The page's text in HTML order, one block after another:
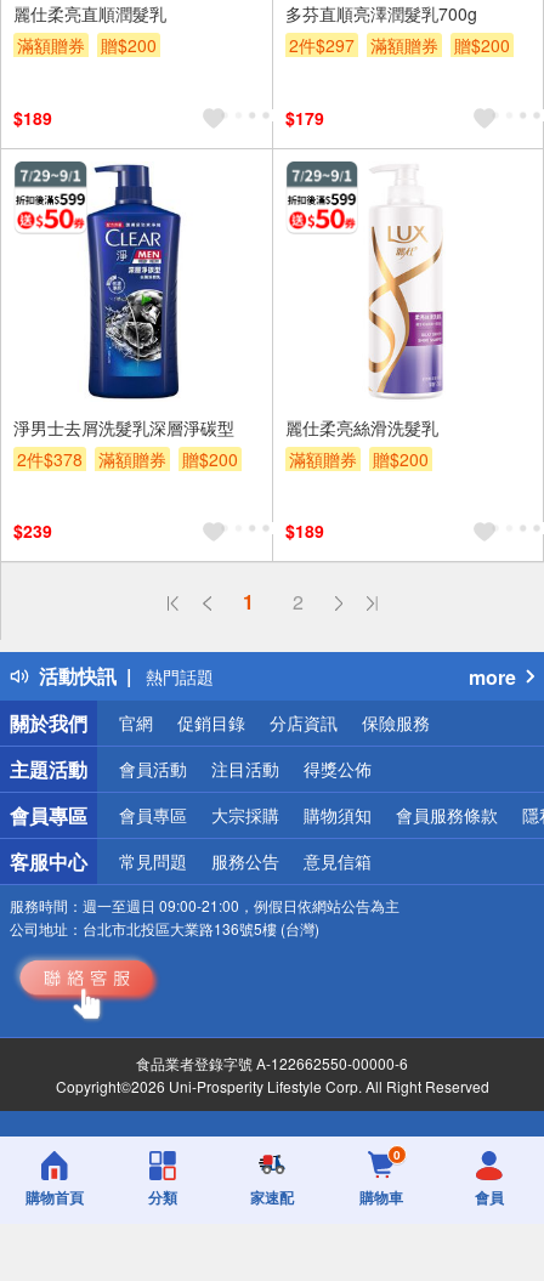
麗仕柔亮直順潤髮乳
滿額贈券
贈$200
$189
多芬直順亮澤潤髮乳700g
2件$297
滿額贈券 贈$200
$179
淨男士去屑洗髮乳深層淨碳型
2件$378
滿額贈券 贈$200
$239
麗仕柔亮絲滑洗髮乳
滿額贈券
贈$200
$189
1 2
活動快訊
偏遠地區配送
得獎公告
熱門話題
銀行優惠
偏遠地區配送
詐騙網頁！請小心！
more
關於我們
官網 促銷目錄 分店資訊 保險服務
主題活動 會員活動 注目活動 得獎公佈
會員專區 會員專區 大宗採購 購物須知 會員服務條款 隱
客服中心 常見問題 服務公告 意見信箱
服務時間： 週一至週日 09:00-21:00，例假日依網站公告為主
公司地址： 台北市北投區大業路136號5樓 (台灣)
食品業者登錄字號 A-122662550-00000-6
Copyright©2026 Uni-Prosperity Lifestyle Corp. All Right Reserved
購物首頁 分類 家速配
0
購物車 會員